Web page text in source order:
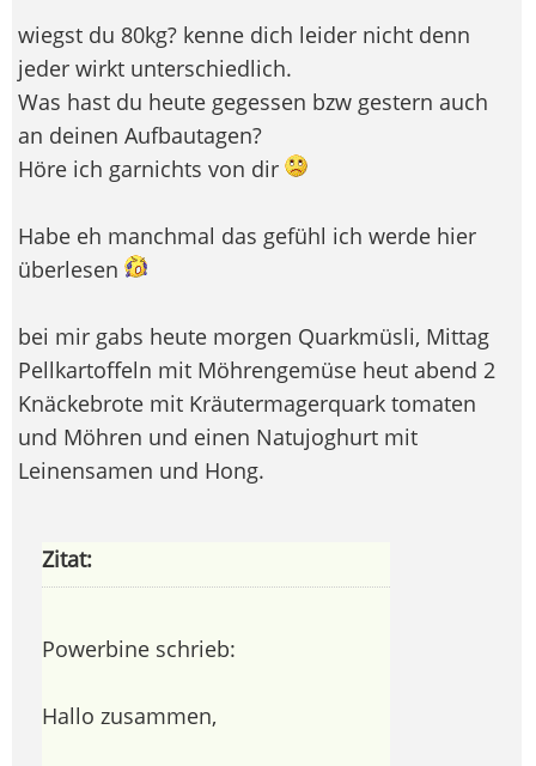
wiegst du 80kg? kenne dich leider nicht denn
jeder wirkt unterschiedlich.
Was hast du heute gegessen bzw gestern auch
an deinen Aufbautagen?
Höre ich garnichts von dir
Habe eh manchmal das gefühl ich werde hier
überlesen
bei mir gabs heute morgen Quarkmüsli, Mittag
Pellkartoffeln mit Möhrengemüse heut abend 2
Knäckebrote mit Kräutermagerquark tomaten
und Möhren und einen Natujoghurt mit
Leinensamen und Hong.
Zitat:
Powerbine schrieb:
Hallo zusammen,